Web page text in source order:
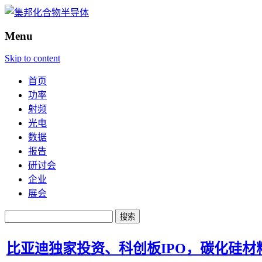
Menu
Skip to content
首页
功率
射频
光电
数据
报告
研讨会
企业
展会
比亚迪独家投资、科创板IPO，碳化硅材